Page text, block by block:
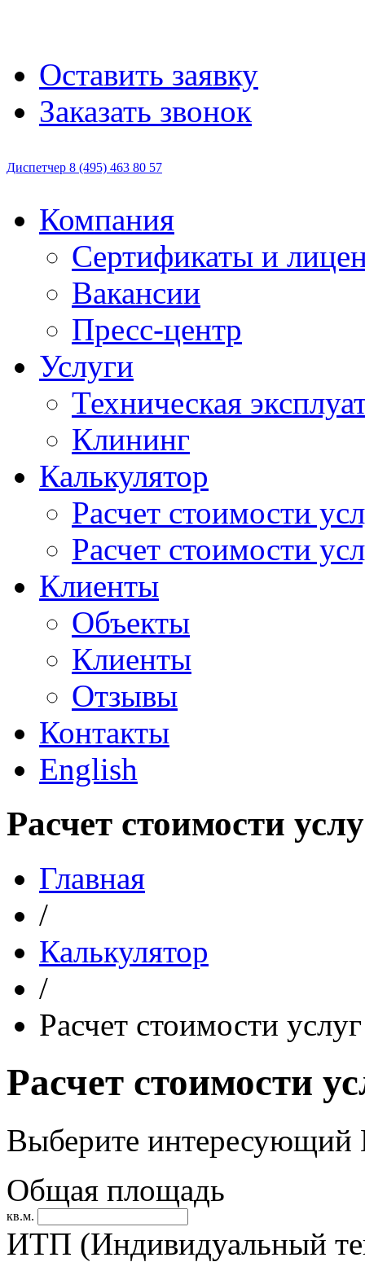
Оставить заявку
Заказать звонок
Диспетчер 8 (495) 463 80 57
Компания
Сертификаты и
Вакансии
Пресс-центр
Услуги
Техническая
Клининг
Калькулятор
Расчет стоимости
Расчет стоимости
Клиенты
Объекты
Клиенты
Отзывы
Контакты
English
Расчет стоимости
Главная
/
Калькулятор
/
Расчет стоимости
Расчет стоимости
Выберите интересующий
Общая площадь
кв.м.
ИТП (Индивидуальный